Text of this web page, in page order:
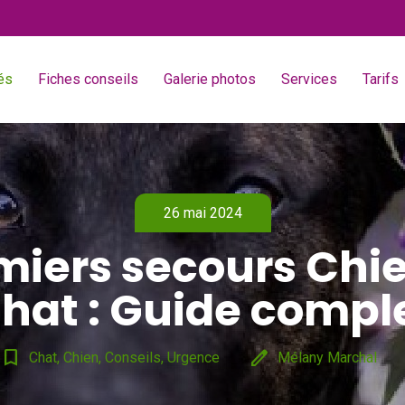
Fiches conseils Galerie photos Services Tarifs
26 mai 2024
secours
: Guide
bookmark_border Chat, Chien, Conseils, Urgence edit Mélany Marchal